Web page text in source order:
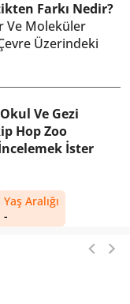
Farkı Nedir?
Ve Moleküler
Üzerindeki
Ve Gezi
Hop Zoo
İster
Yaş Aralığı
-